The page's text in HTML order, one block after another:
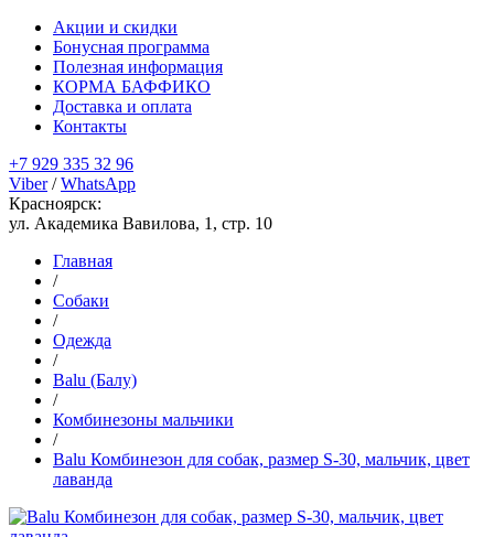
Акции и скидки
Бонусная программа
Полезная информация
КОРМА БАФФИКО
Доставка и оплата
Контакты
+7 929 335 32 96
Viber/WhatsApp
Красноярск:
ул. Академика Вавилова, 1, стр. 10
Главная
/
Собаки
/
Одежда
/
Balu (Балу)
/
Комбинезоны мальчики
/
Balu Комбинезон для собак, размер S-30, мальчик, цвет
лаванда